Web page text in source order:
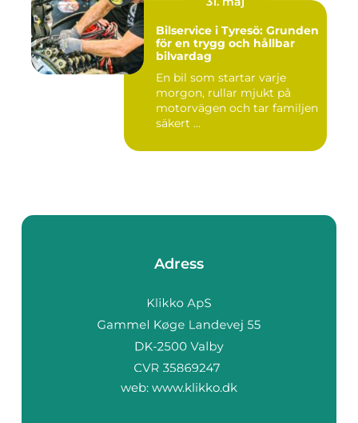
Bilservice i Tyresö: Grunden
för en trygg och hållbar
bilvardag
En bil som startar varje
morgon, rullar mjukt på
motorvägen och tar familjen
säkert ...
Adress
web: www.klikko.dk